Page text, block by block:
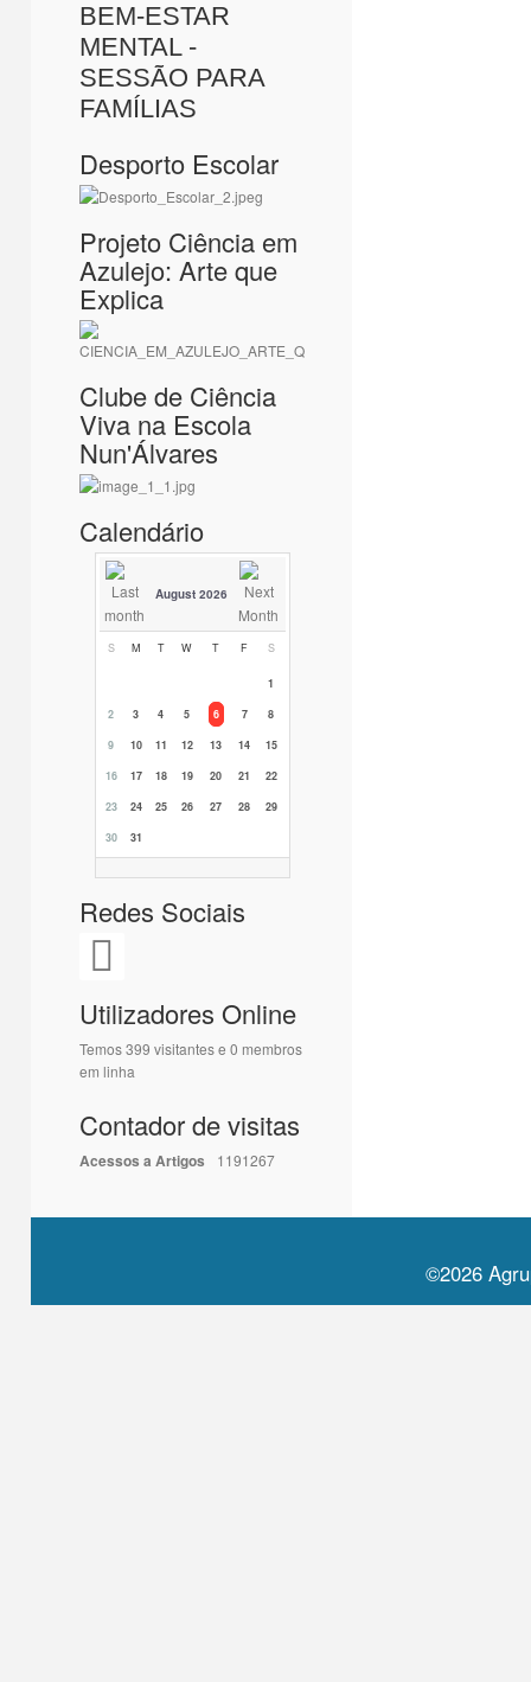
BEM-ESTAR
MENTAL -
SESSÃO PARA
FAMÍLIAS
Desporto Escolar
Projeto Ciência em
Azulejo: Arte que
Explica
Clube de Ciência
Viva na Escola
Nun'Álvares
Calendário
August 2026
S M T W T F S
1
2
3 4 5 6 7
8
9
10 11 12 13 14
15
16
17 18 19 20 21
22
23
24 25 26 27 28
29
30
31
Redes Sociais
Utilizadores Online
Temos 399 visitantes e 0 membros
em linha
Contador de visitas
Acessos a Artigos 1191267
©2026